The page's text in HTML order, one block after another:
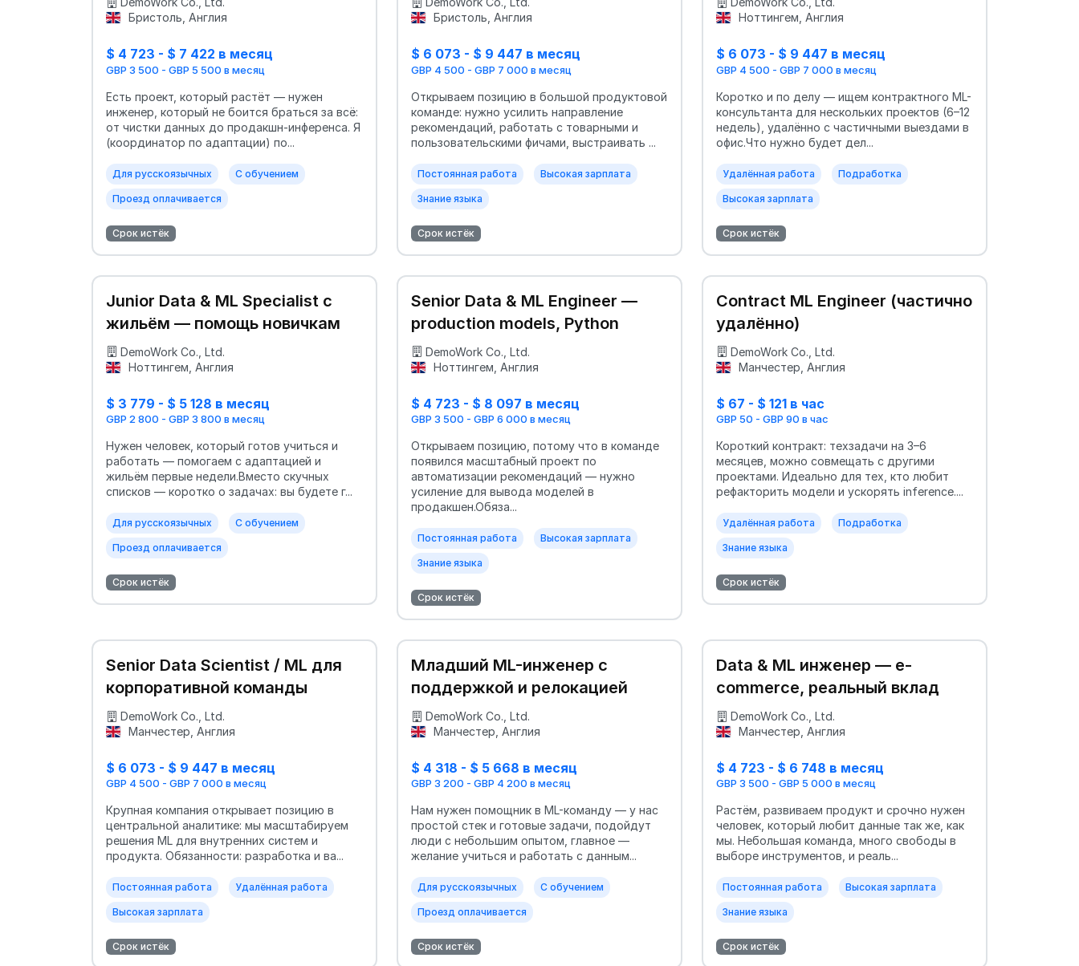
Бристоль, Англия
$ 4 723 - $ 7 422 в месяц
GBP 3 500 - GBP 5 500 в месяц
Есть проект, который растёт — нужен
инженер, который не боится браться за всё:
от чистки данных до продакшн-инференса. Я
(координатор по адаптации) по...
Для русскоязычных С обучением
Проезд оплачивается
Срок истёк
Бристоль, Англия
$ 6 073 - $ 9 447 в месяц
GBP 4 500 - GBP 7 000 в месяц
Открываем позицию в большой продуктовой
команде: нужно усилить направление
рекомендаций, работать с товарными и
пользовательскими фичами, выстраивать ...
Постоянная работа Высокая зарплата
Знание языка
Срок истёк
Ноттингем, Англия
$ 6 073 - $ 9 447 в месяц
GBP 4 500 - GBP 7 000 в месяц
Коротко и по делу — ищем контрактного ML-
консультанта для нескольких проектов (6–12
недель), удалённо с частичными выездами в
офис.Что нужно будет дел...
Удалённая работа Подработка
Высокая зарплата
Срок истёк
Junior Data & ML Specialist с
жильём — помощь новичкам
DemoWork Co., Ltd.
Ноттингем, Англия
$ 3 779 - $ 5 128 в месяц
GBP 2 800 - GBP 3 800 в месяц
Нужен человек, который готов учиться и
работать — помогаем с адаптацией и
жильём первые недели.Вместо скучных
списков — коротко о задачах: вы будете г...
Для русскоязычных С обучением
Проезд оплачивается
Срок истёк
Senior Data & ML Engineer —
production models, Python
DemoWork Co., Ltd.
Ноттингем, Англия
$ 4 723 - $ 8 097 в месяц
GBP 3 500 - GBP 6 000 в месяц
Открываем позицию, потому что в команде
появился масштабный проект по
автоматизации рекомендаций — нужно
усиление для вывода моделей в
продакшен.Обяза...
Постоянная работа Высокая зарплата
Знание языка
Срок истёк
Contract ML Engineer (частично
удалённо)
DemoWork Co., Ltd.
Манчестер, Англия
$ 67 - $ 121 в час
GBP 50 - GBP 90 в час
Короткий контракт: техзадачи на 3–6
месяцев, можно совмещать с другими
проектами. Идеально для тех, кто любит
рефакторить модели и ускорять inference....
Удалённая работа Подработка
Знание языка
Срок истёк
Senior Data Scientist / ML для
корпоративной команды
DemoWork Co., Ltd.
Манчестер, Англия
$ 6 073 - $ 9 447 в месяц
GBP 4 500 - GBP 7 000 в месяц
Крупная компания открывает позицию в
центральной аналитике: мы масштабируем
решения ML для внутренних систем и
продукта. Обязанности: разработка и ва...
Постоянная работа Удалённая работа
Высокая зарплата
Срок истёк
Младший ML-инженер с
поддержкой и релокацией
DemoWork Co., Ltd.
Манчестер, Англия
$ 4 318 - $ 5 668 в месяц
GBP 3 200 - GBP 4 200 в месяц
Нам нужен помощник в ML-команду — у нас
простой стек и готовые задачи, подойдут
люди с небольшим опытом, главное —
желание учиться и работать с данным...
Для русскоязычных С обучением
Проезд оплачивается
Срок истёк
Data & ML инженер — e-
commerce, реальный вклад
DemoWork Co., Ltd.
Манчестер, Англия
$ 4 723 - $ 6 748 в месяц
GBP 3 500 - GBP 5 000 в месяц
Растём, развиваем продукт и срочно нужен
человек, который любит данные так же, как
мы. Небольшая команда, много свободы в
выборе инструментов, и реаль...
Постоянная работа Высокая зарплата
Знание языка
Срок истёк